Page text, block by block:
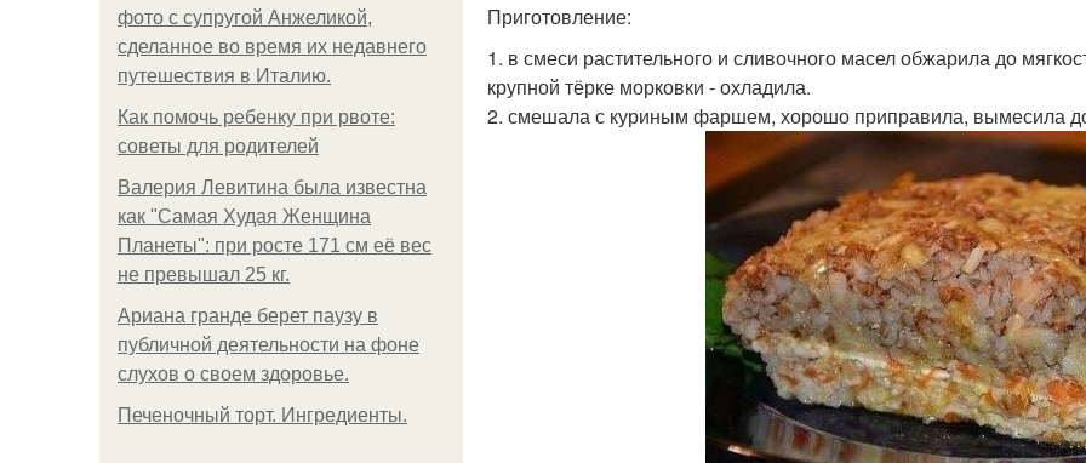
фото с супругой Анжеликой,
сделанное во время их недавнего
путешествия в Италию.
Как помочь ребенку при рвоте:
советы для родителей
Валерия Левитина была известна
как "Самая Худая Женщина
Планеты": при росте 171 см её вес
не превышал 25 кг.
Ариана гранде берет паузу в
публичной деятельности на фоне
слухов о своем здоровье.
Печеночный торт. Ингредиенты.
Приготовление:
1. в смеси растительного и сливочного масел обжарила до
крупной тёрке морковки - охладила.
2. смешала с куриным фаршем, хорошо приправила, вымесила